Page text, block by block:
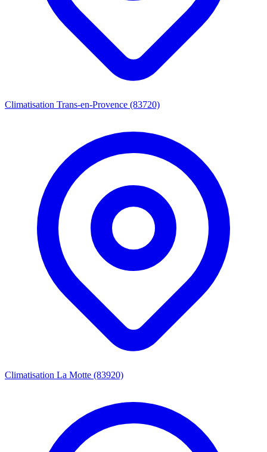
Climatisation Trans-en-Provence (83720)
Climatisation La Motte (83920)